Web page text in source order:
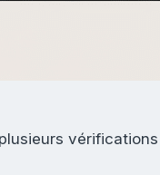
vérifications